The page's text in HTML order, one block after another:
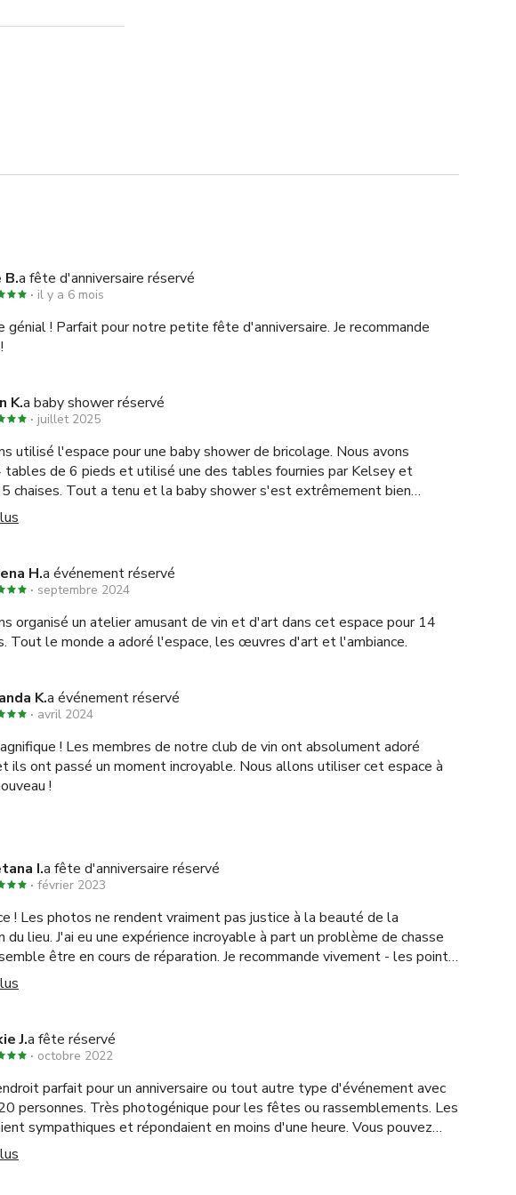
B.a fête d'anniversaire réservé
il y a 6 mois
génial ! Parfait pour notre petite fête d'anniversaire. Je recommande
K.a baby shower réservé
juillet 2025
utilisé l'espace pour une baby shower de bricolage. Nous avons
de 6 pieds et utilisé une des tables fournies par Kelsey et
chaises. Tout a tenu et la baby shower s'est extrêmement bien
était réactive et très utile et l'espace était parfait.
H.a événement réservé
septembre 2024
organisé un atelier amusant de vin et d'art dans cet espace pour 14
Tout le monde a adoré l'espace, les œuvres d'art et l'ambiance.
K.a événement réservé
avril 2024
! Les membres de notre club de vin ont absolument adoré
ils ont passé un moment incroyable. Nous allons utiliser cet espace à
!
I.a fête d'anniversaire réservé
février 2023
! Les photos ne rendent vraiment pas justice à la beauté de la
du lieu. J'ai eu une expérience incroyable à part un problème de chasse
être en cours de réparation. Je recommande vivement - les points
les accessoires et le mobilier vintage ainsi qu'une enceinte bluetooth
J.a fête réservé
octobre 2022
parfait pour un anniversaire ou tout autre type d'événement avec
personnes. Très photogénique pour les fêtes ou rassemblements. Les
sympathiques et répondaient en moins d'une heure. Vous pouvez
de bruit que vous voulez lol, il y a beaucoup de places de parking dans